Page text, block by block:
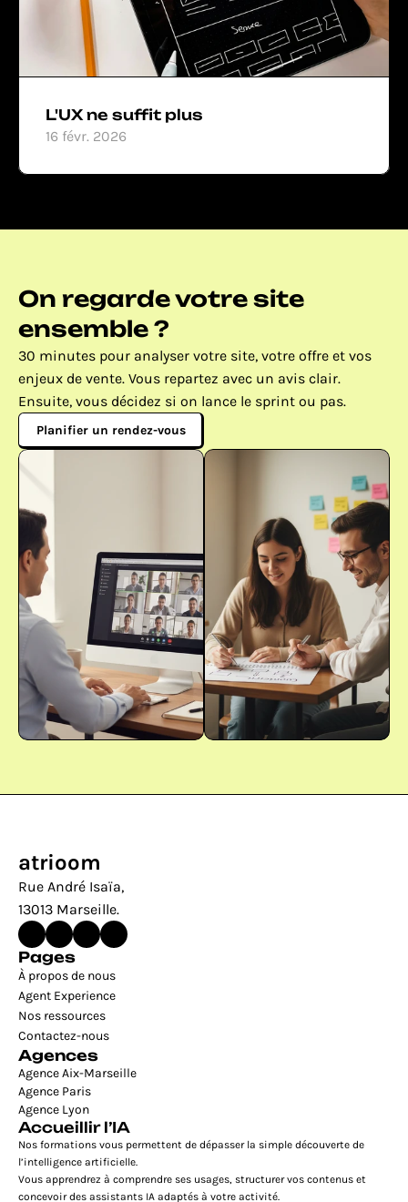
L'UX ne suffit plus
16 févr. 2026
On regarde votre site
ensemble ?
30 minutes pour analyser votre site, votre offre et vos
enjeux de vente. Vous repartez avec un avis clair.
Ensuite, vous décidez si on lance le sprint ou pas.
Planifier un rendez-vous
atrioom
Rue André Isaïa,
13013 Marseille.
Pages
À propos de nous
Agent Experience
Nos ressources
Contactez-nous
Agences
Agence Aix-Marseille
Agence Paris
Agence Lyon
Accueillir l’IA
Nos formations vous permettent de dépasser la simple découverte de
l’intelligence artificielle.
Vous apprendrez à comprendre ses usages, structurer vos contenus et
concevoir des assistants IA adaptés à votre activité.